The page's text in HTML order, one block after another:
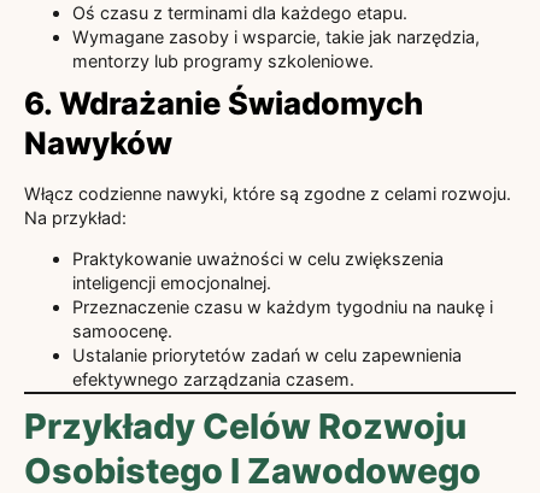
Oś czasu z terminami dla każdego etapu.
Wymagane zasoby i wsparcie, takie jak narzędzia,
mentorzy lub programy szkoleniowe.
6. Wdrażanie Świadomych
Nawyków
Włącz codzienne nawyki, które są zgodne z celami rozwoju.
Na przykład:
Praktykowanie uważności w celu zwiększenia
inteligencji emocjonalnej.
Przeznaczenie czasu w każdym tygodniu na naukę i
samoocenę.
Ustalanie priorytetów zadań w celu zapewnienia
efektywnego zarządzania czasem.
Przykłady Celów Rozwoju
Osobistego I Zawodowego